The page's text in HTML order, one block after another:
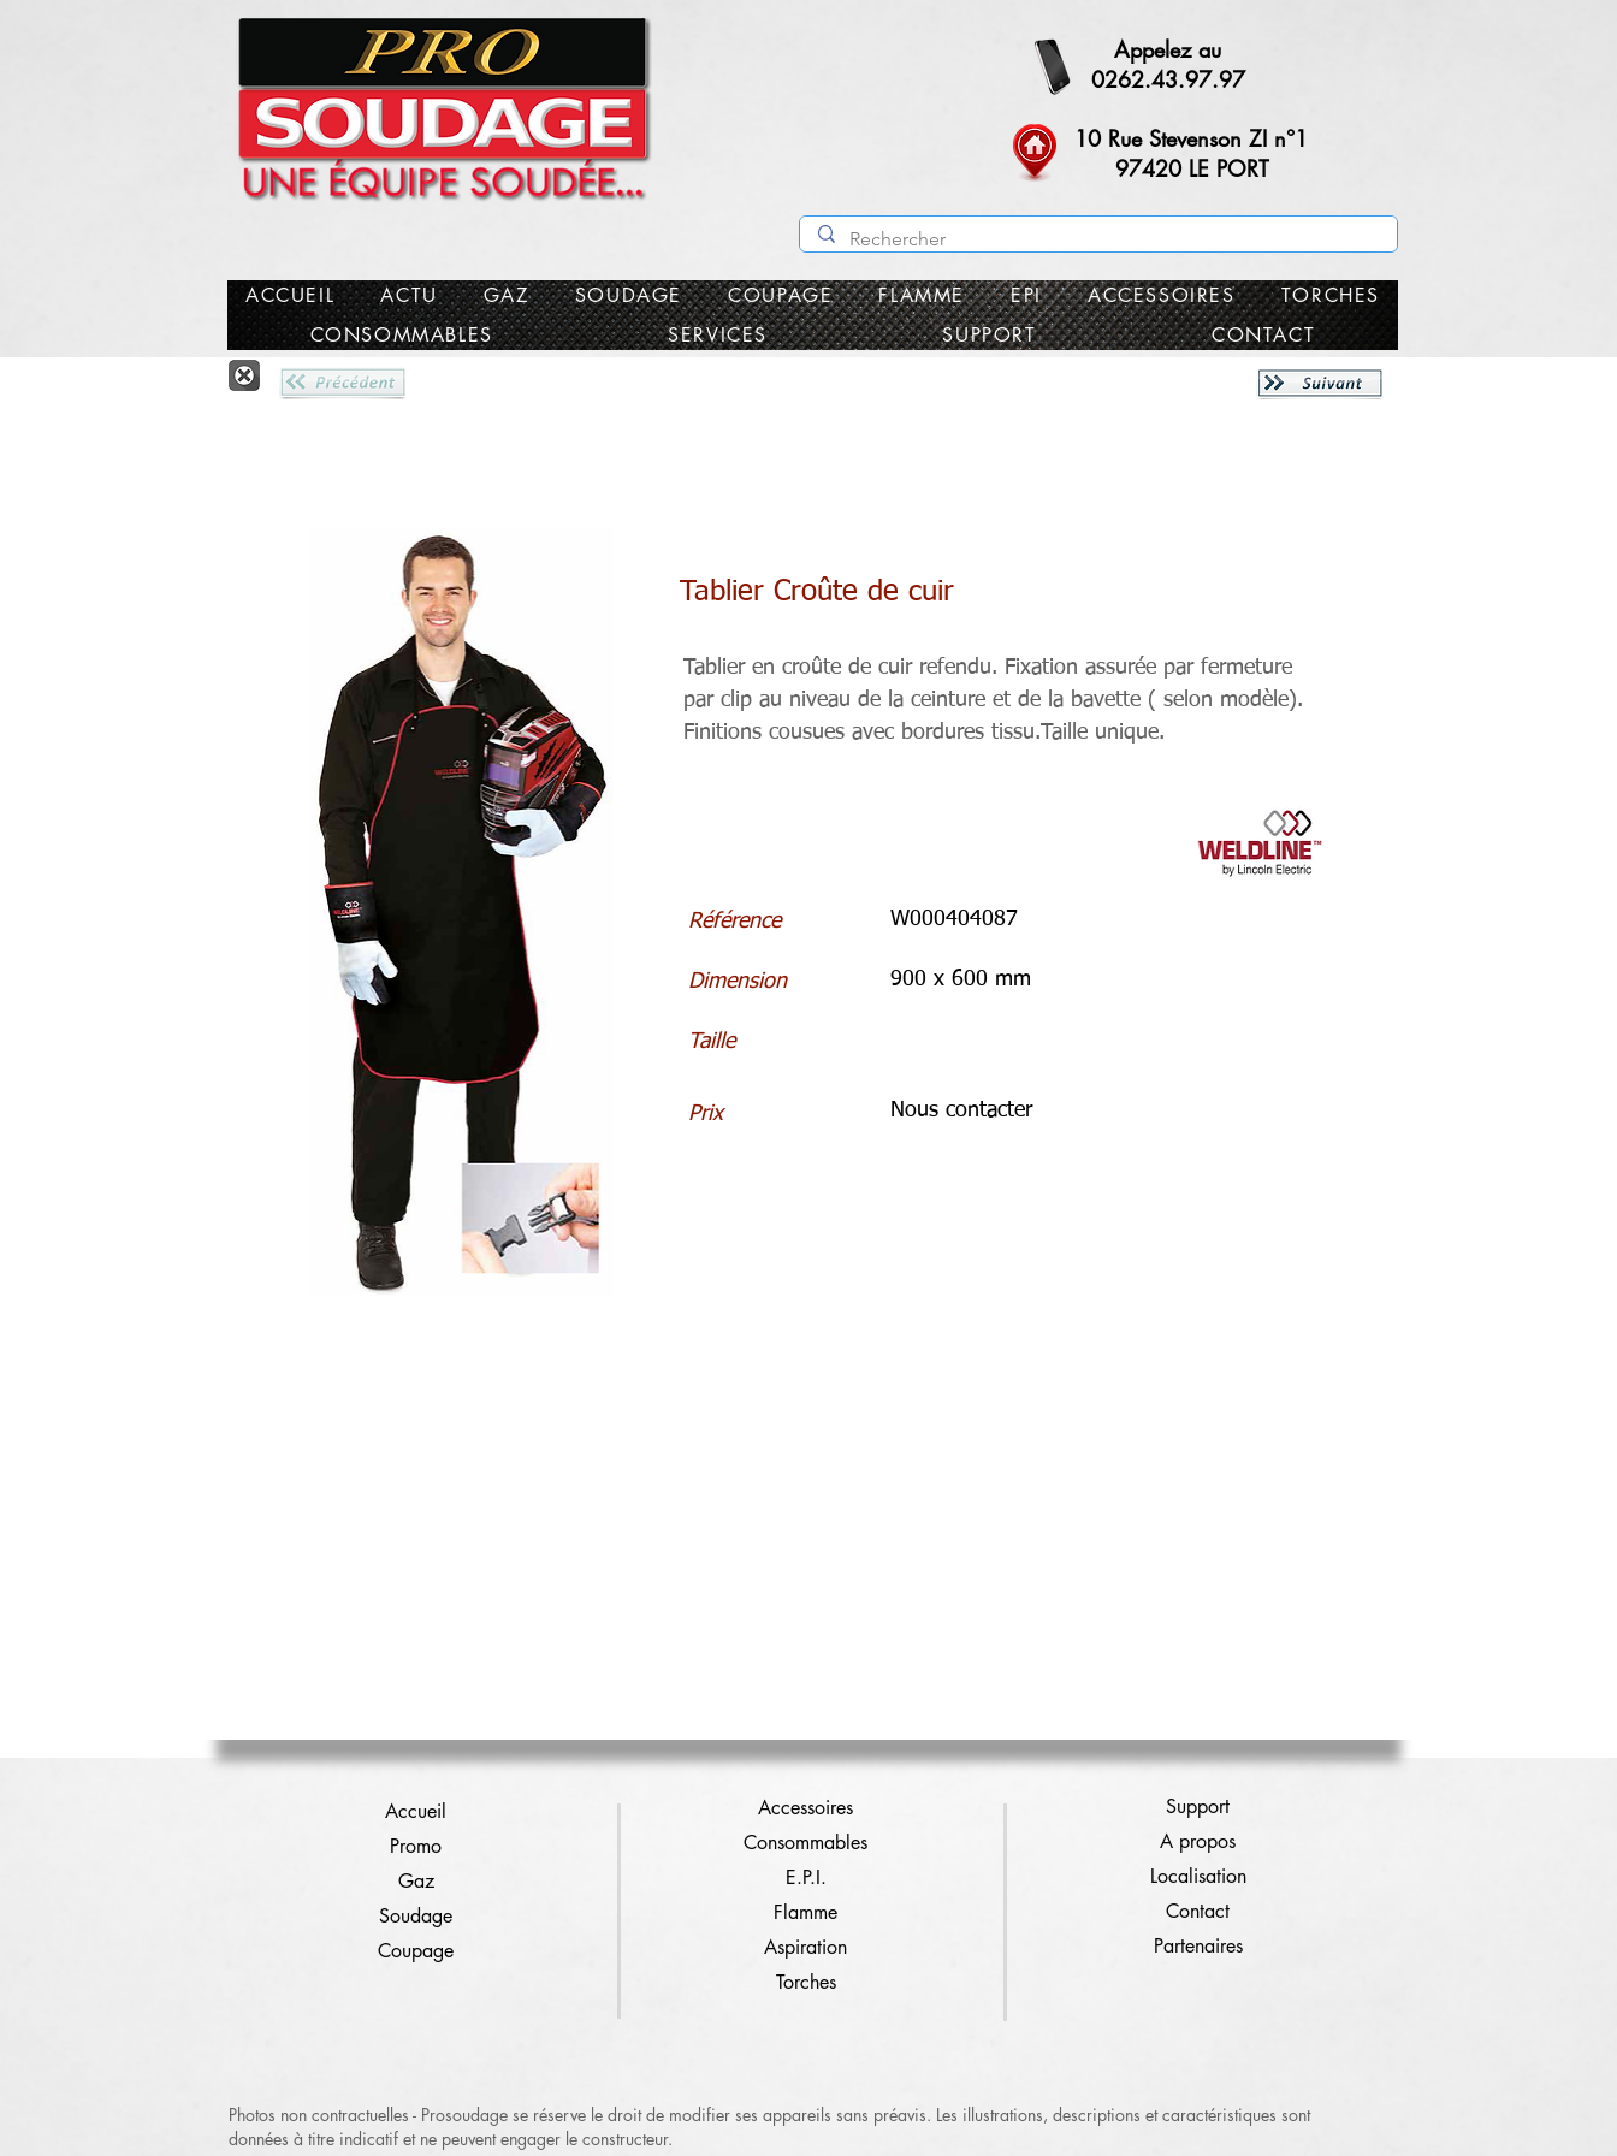
Pro Schweißen des Anschlusses Reunion 974 Gasschweißen
Prosoudage
Appelez au
0262.43.97.97
10 Rue Stevenson ZI n°1
97420 LE PORT
ACCUEIL ACTU GAZ SOUDAGE COUPAGE FLAMME EPI ACCESSOIRES
TORCHES
CONSOMMABLES
SERVICES SUPPORT CONTACT
Tablier Croûte de cuir
Tablier en croûte de cuir refendu. Fixation assurée par fermeture
par clip au niveau de la ceinture et de la bavette ( selon modèle).
Finitions cousues avec bordures tissu.Taille unique.
Référence
Dimension
Taille
Prix
W000404087
900 x 600 mm
Nous contacter
Accueil
Promo
Gaz
Soudage
Coupage
Accessoires
Consommables
E.P.I.
Flamme
Aspiration
Torches
Support
A propos
Localisation
Contact
Partenaires
Photos non contractuelles - Prosoudage se réserve le droit de modifier ses appareils sans préavis. Les illustrations, descriptions et caractéristiques sont
données à titre indicatif et ne peuvent engager le constructeur.